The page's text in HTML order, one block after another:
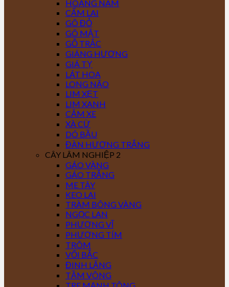
HOÀNG NAM
CẨM LAI
GÕ ĐỎ
GÕ MẬT
GỖ TRẮC
GIÁNG HƯƠNG
GIÁ TỴ
LÁT HOA
LONG NÃO
LIM XẸT
LIM XANH
CĂM XE
XÀ CỪ
DÓ BẦU
ĐÀN HƯƠNG TRẮNG
CÂY LÂM NGHIỆP 2
GÁO VÀNG
GÁO TRẮNG
ME TÂY
KEO LAI
TRÀM BÔNG VÀNG
NGỌC LAN
PHƯỢNG VĨ
PHƯỢNG TÍM
TRÔM
VỐI BẮC
ĐINH LĂNG
TẦM VÔNG